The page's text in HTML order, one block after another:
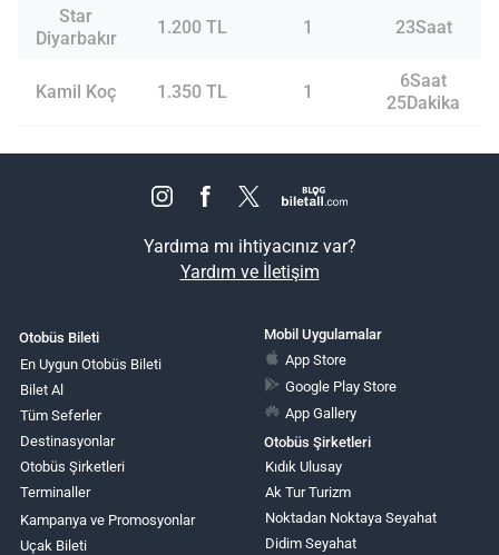
Star
Diyarbakır
1.200 TL 1 23Saat
Kamil Koç 1.350 TL 1
6Saat
25Dakika
Yardıma mı ihtiyacınız var?
Yardım ve İletişim
Otobüs Bileti
En Uygun Otobüs Bileti
Bilet Al
Tüm Seferler
Destinasyonlar
Otobüs Şirketleri
Terminaller
Kampanya ve Promosyonlar
Uçak Bileti
Mobil Uygulamalar
App Store
Google Play Store
App Gallery
Otobüs Şirketleri
Kıdık Ulusay
Ak Tur Turizm
Noktadan Noktaya Seyahat
Didim Seyahat